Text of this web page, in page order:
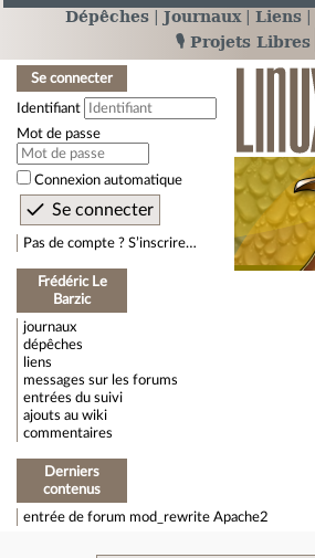
Dépêches Journaux Liens
🎙️ Projets Libres
Se connecter
Identifiant
Mot de passe
Connexion automatique
Pas de compte ? S’inscrire…
Frédéric Le
Barzic
journaux
dépêches
liens
messages sur les forums
entrées du suivi
ajouts au wiki
commentaires
Derniers
contenus
entrée de forum mod_rewrite Apache2